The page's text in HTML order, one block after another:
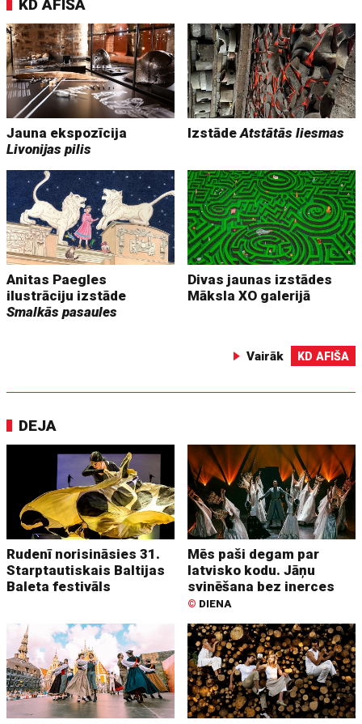
KD AFIŠA
Jauna ekspozīcija
Livonijas pilis
IzstādeAtstātās liesmas
Anitas Paegles
ilustrāciju izstāde
Smalkās pasaules
Divas jaunas izstādes
Māksla XO galerijā
Vairāk KD AFIŠA
DEJA
Rudenī norisināsies 31.
Starptautiskais Baltijas
Baleta festivāls
Mēs paši degam par
latvisko kodu. Jāņu
svinēšana bez inerces
© DIENA